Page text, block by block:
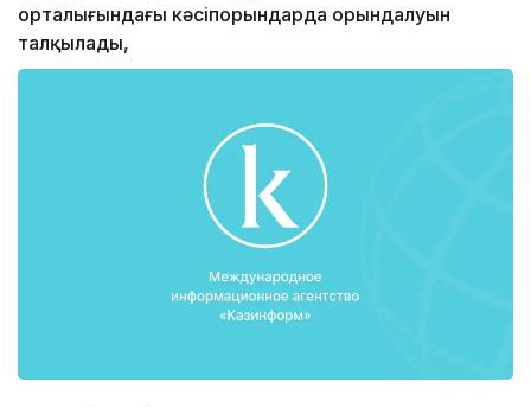
орталығындағы кәсіпорындарда орындалуын
талқылады,